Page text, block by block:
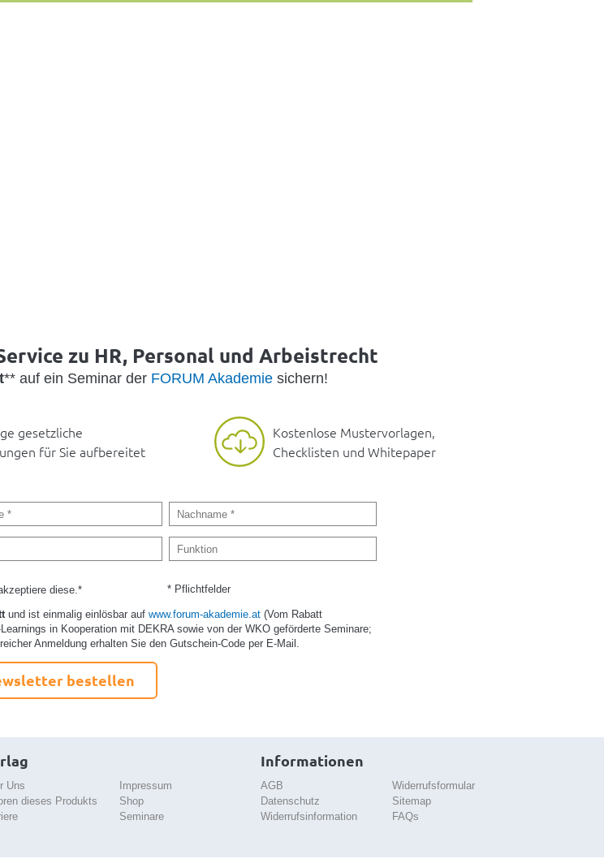
zu HR, Personal und Arbeistrecht
** auf ein Seminar der FORUM Akademiesichern!
gesetzliche
für Sie aufbereitet
Kostenlose Mustervorlagen,
Checklisten und Whitepaper
diese.* * Pflichtfelder
und ist einmalig einlösbar aufwww.forum-akademie.at (Vom Rabatt
in Kooperation mit DEKRA sowie von der WKO geförderte Seminare;
Anmeldung erhalten Sie den Gutschein-Code per E-Mail.
bestellen
Uns
dieses Produkts
Impressum
Shop
Seminare
Informationen
AGB
Datenschutz
Widerrufsinformation
Widerrufsformular
Sitemap
FAQs